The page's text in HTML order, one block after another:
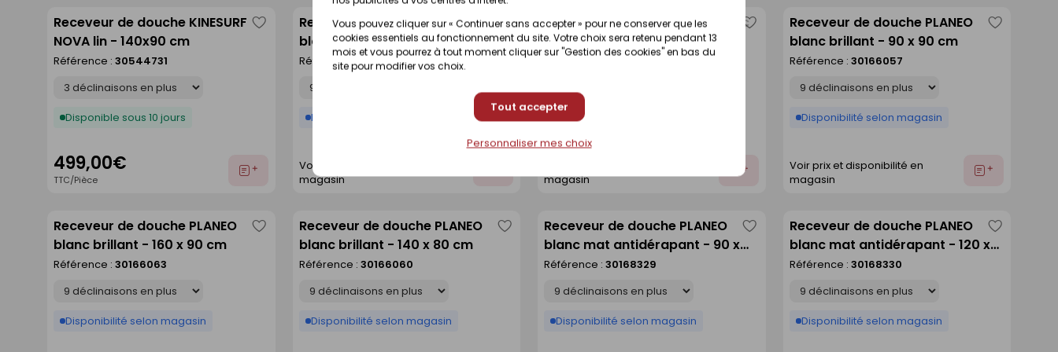
Vous pouvez cliquer sur « Continuer sans accepter » pour ne conserver que les
cookies essentiels au fonctionnement du site. Votre choix sera retenu pendant 13
mois et vous pourrez à tout moment cliquer sur "Gestion des cookies" en bas du
site pour modifier vos choix.
Tout accepter
Personnaliser mes choix
Receveur de douche KINESURF
NOVA lin - 140x90 cm
Référence : 30544731
Disponible sous 10 jours
499,00€
TTC/Pièce
Ajouter
Enregistrer
comme
Receveur de douche PLANEO
blanc mat antidérapant - 140 x
80 cm
Référence :30168332
Disponibilité selon magasin
Voir prix et disponibilité en
magasin
Enregistrer
comme
Receveur de douche IBIZA blanc
ardoise doux - 90 x 120 cm
Référence : 30360900
Disponible sur commande
magasin
Ajouter
Enregistrer
comme
Receveur de douche PLANEO
blanc brillant - 90 x 90 cm
Référence : 30166057
Disponibilité selon magasin
Voir prix et disponibilité en
magasin
Ajouter
Receveur de douche PLANEO
blanc brillant - 160 x 90 cm
Référence : 30166063
Disponibilité selon magasin
Enregistrer
comme
Receveur de douche PLANEO
blanc brillant - 140 x 80 cm
Référence : 30166060
Disponibilité selon magasin
Enregistrer
comme
Receveur de douche PLANEO
blanc mat antidérapant - 90 x
90 cm
Référence : 30168329
Disponibilité selon magasin
Enregistrer
comme
Receveur de douche PLANEO
blanc mat antidérapant - 120 x
80 cm
Référence : 30168330
Disponibilité selon magasin
comme